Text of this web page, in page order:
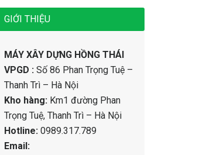
GIỚI THIỆU
MÁY XÂY DỰNG HỒNG THÁI
VPGD : Số 86 Phan Trọng Tuệ –
Thanh Trì – Hà Nội
Kho hàng: Km1 đường Phan
Trọng Tuệ, Thanh Trì – Hà Nội
Hotline: 0989.317.789
Email: